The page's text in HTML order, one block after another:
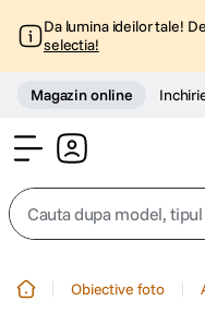
Da lumina ideilor tale!
selectia!
Magazin online
Cauta dupa model, tipul
Obiective foto